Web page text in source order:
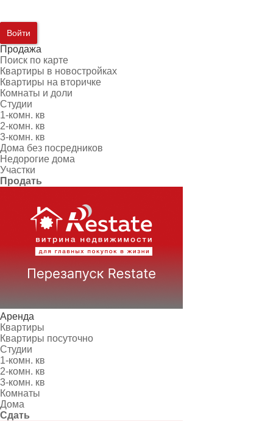
Войти
Продажа
Поиск по карте
Квартиры в новостройках
Квартиры на вторичке
Комнаты и доли
Студии
1-комн. кв
2-комн. кв
3-комн. кв
Дома без посредников
Недорогие дома
Участки
Продать
Аренда
Квартиры
Квартиры посуточно
Студии
1-комн. кв
2-комн. кв
3-комн. кв
Комнаты
Дома
Сдать